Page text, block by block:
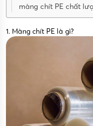
màng chít PE chất
1. Màng chít PE là gì?